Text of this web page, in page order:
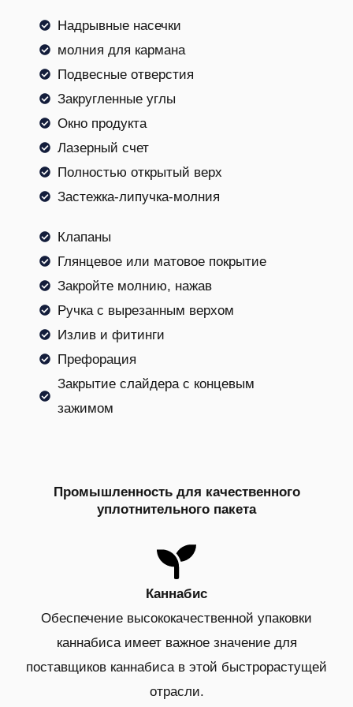
Надрывные насечки
молния для кармана
Подвесные отверстия
Закругленные углы
Окно продукта
Лазерный счет
Полностью открытый верх
Застежка-липучка-молния
Клапаны
Глянцевое или матовое покрытие
Закройте молнию, нажав
Ручка с вырезанным верхом
Излив и фитинги
Префорация
Закрытие слайдера с концевым
зажимом
Промышленность для качественного
уплотнительного пакета
Каннабис
Обеспечение высококачественной упаковки
каннабиса имеет важное значение для
поставщиков каннабиса в этой быстрорастущей
отрасли.